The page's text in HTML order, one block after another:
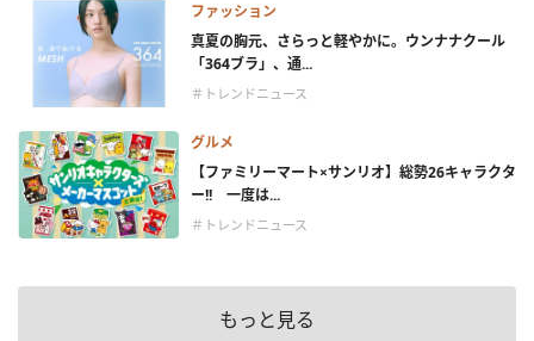
ファッション
真夏の胸元、さらっと軽やかに。ウンナナクール
「364ブラ」、通...
＃トレンドニュース
グルメ
【ファミリーマート×サンリオ】総勢26キャラクタ
ー!! 一度は...
＃トレンドニュース
もっと見る